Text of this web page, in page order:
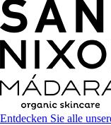
Entdecken Sie alle